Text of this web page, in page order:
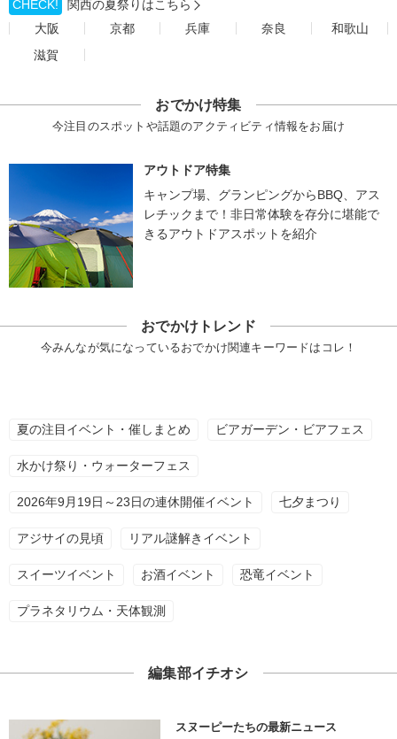
CHECK!
関西の夏祭りはこちら
大阪
京都 兵庫 奈良
和歌山
滋賀
おでかけ特集
今注目のスポットや話題のアクティビティ情報をお届け
アウトドア特集
キャンプ場、グランピングからBBQ、アス
レチックまで！非日常体験を存分に堪能で
きるアウトドアスポットを紹介
おでかけトレンド
今みんなが気になっているおでかけ関連キーワードはコレ！
夏の注目イベント・催しまとめ ビアガーデン・ビアフェス
水かけ祭り・ウォーターフェス
2026年9月19日～23日の連休開催イベント 七夕まつり
アジサイの見頃 リアル謎解きイベント
スイーツイベント お酒イベント 恐竜イベント
プラネタリウム・天体観測
編集部イチオシ
スヌーピーたちの最新ニュース